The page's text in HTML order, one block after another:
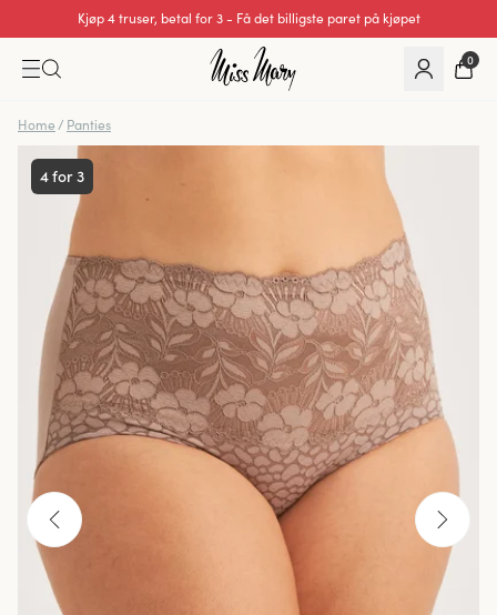
Kjøp 4 truser, betal for 3 - Få det billigste paret på kjøpet
0
Home / Panties
4 for 3